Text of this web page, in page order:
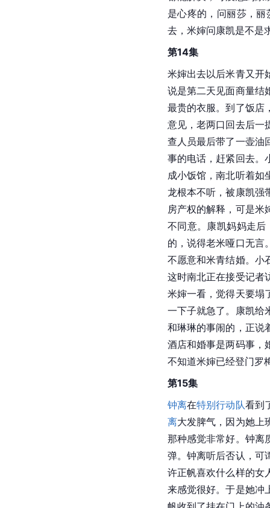
是心疼的，问丽莎，
去，米婶问康凯是不是
第14集
米婶出去以后米青又开
说是第二天见面商量结
最贵的衣服。到了饭店
意见，老两口回去后一
查人员最后带了一壶油
事的电话，赶紧回去。
成小饭馆，南北听着如
龙根本不听，被康凯强
房产权的解释，可是米
不同意。康凯妈妈走
的，说得老米哑口无言
不愿意和米青结婚。小
这时南北正在接受记者
米婶一看，觉得天要塌
一下子就急了。康凯给
和琳琳的事闹的，正说
酒店和婚事是两码事，
不知道米婶已经登门罗
第15集
钟离在特别行动队看到
离大发脾气，因为她上
那种感觉非常好。钟离
弹。钟离听后否认，可
许正帆喜欢什么样的女
来感觉很好。于是她冲